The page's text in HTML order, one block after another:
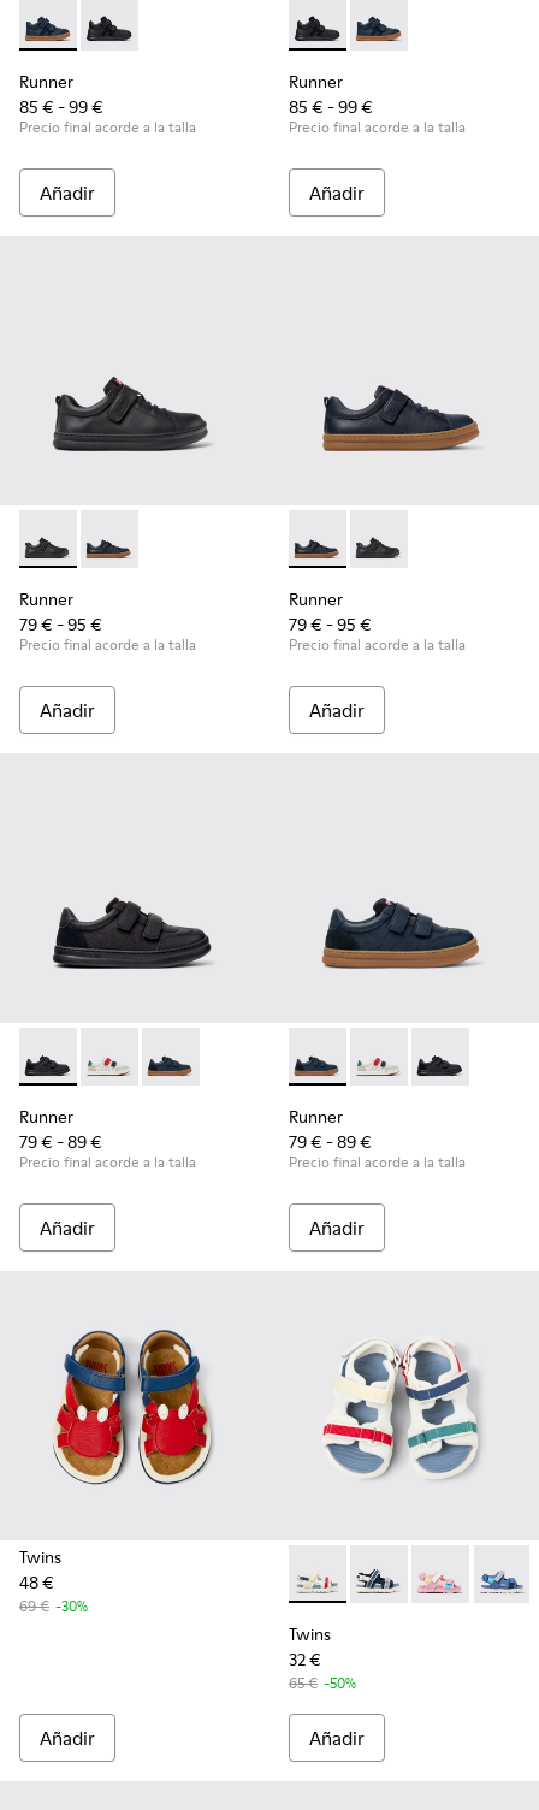
Runner - K900384-001 - Zapatillas azules de piel y nobuk
Runner - K900384-002 - Zapatillas negras de piel y
Runner
85 € - 99 €
Precio final acorde a la talla
Añadir
Runner - K900384-002 -
Runner - K900384-
Runner
85 € - 99 €
Precio final acorde a la talla
Añadir
Runner - K800319-001 - Zapatillas negras de piel y textil
Runner - K800319-006 - Zapatillas azules de piel y
Runner
79 € - 95 €
Precio final acorde a la talla
Añadir
Runner - K800319-006 -
Runner - K800319-
Runner
79 € - 95 €
Precio final acorde a la talla
Añadir
Runner - K800652-001 - Zapatillas de piel y nobuk negras
Runner - K800652-007 - Sneakers de piel y nobuk
Runner - K800652-003 - Zapatillas infantiles
Runner
79 € - 89 €
Precio final acorde a la talla
Añadir
Runner - K800652-003 -
Runner - K800652-
Runner -
Runner
79 € - 89 €
Precio final acorde a la talla
Añadir
Twins
48 €
69 € -30%
Añadir
Twins - K800590-010 -
Twins - K800590-
Twins -Twins
Twins
32 €
65 € -50%
Añadir